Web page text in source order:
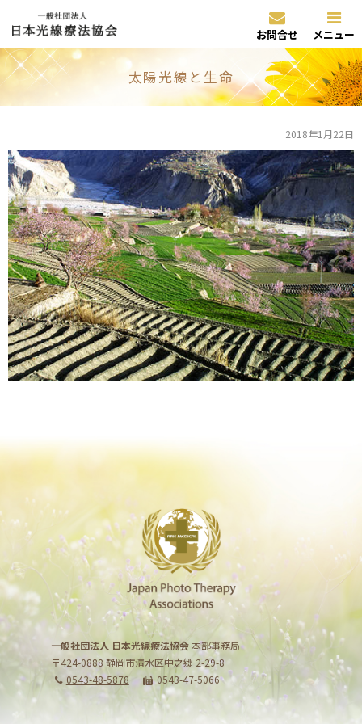
メニュー
お問合せ
太陽光線と生命
2018年1月22日
一般社団法人 日本光線療法協会本部事務局
〒424-0888 静岡市清水区中之郷 2-29-8
0543-48-5878
0543-47-5066